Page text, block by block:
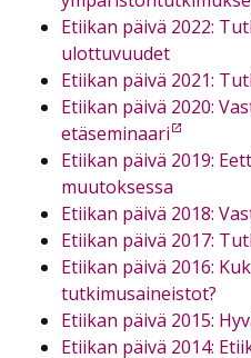
Etiikan päivä 2022:
ulottuvuudet
Etiikan päivä 2021:
Etiikan päivä 2020:
etäseminaari
Etiikan päivä 2019:
muutoksessa
Etiikan päivä 2018:
Etiikan päivä 2017:
Etiikan päivä 2016:
tutkimusaineistot?
Etiikan päivä 2015:
Etiikan päivä 2014: